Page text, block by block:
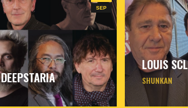
SEP
DEEPSTARIA
sept2026 - 20h30- Le
LOUIS
SHUNKAN
jeudi